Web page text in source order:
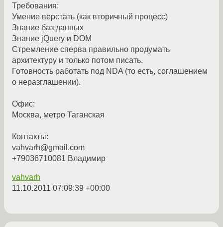
Требования:
Умение верстать (как вторичный процесс)
Знание баз данных
Знание jQuery и DOM
Стремление сперва правильно продумать
архитектуру и только потом писать.
Готовность работать под NDA (то есть, соглашением
о неразглашении).
Офис:
Москва, метро Таганская
Контакты:
vahvarh@gmail.com
+79036710081 Владимир
vahvarh
11.10.2011 07:09:39 +00:00